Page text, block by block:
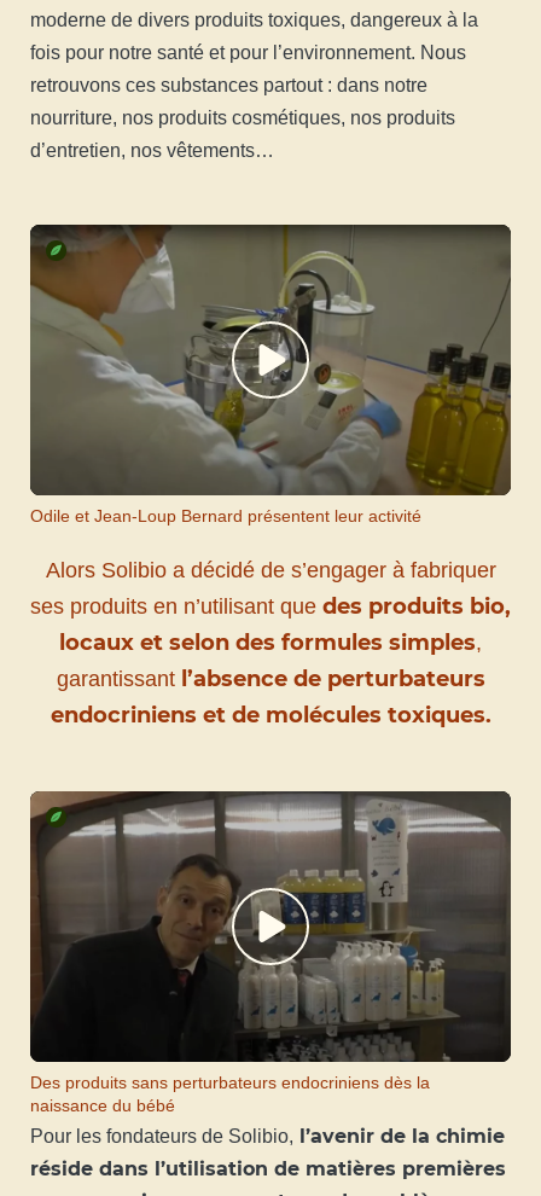
moderne de divers produits toxiques, dangereux à la
fois pour notre santé et pour l’environnement. Nous
retrouvons ces substances partout : dans notre
nourriture, nos produits cosmétiques, nos produits
d’entretien, nos vêtements…
Odile et Jean-Loup Bernard présentent leur activité
Alors Solibio a décidé de s’engager à fabriquer
ses produits en n’utilisant que des produits bio,
locaux et selon des formules simples,
garantissantl’absence de perturbateurs
endocriniens et de molécules toxiques.
Des produits sans perturbateurs endocriniens dès la
naissance du bébé
Pour les fondateurs de Solibio, l’avenir de la chimie
réside dans l’utilisation de matières premières